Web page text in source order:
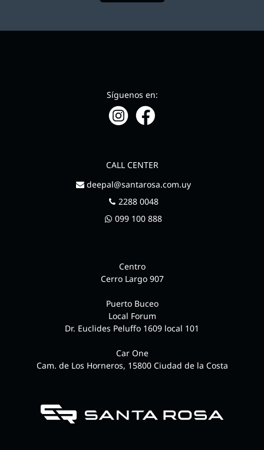
Centro
Cerro Largo 907
Puerto Buceo
Local Forum
Dr. Euclides Peluffo 1609 local 101
Car One
Cam. de Los Horneros, 15800 Ciudad de la Costa
CALL CENTER
deepal@santarosa.com.uy
2288 0048
099 100 888
Síguenos en: